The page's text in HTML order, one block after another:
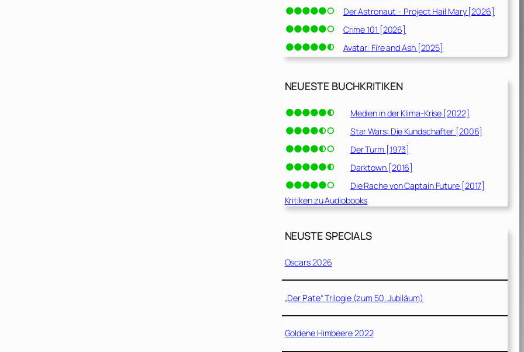
Der Astronaut – Project Hail Mary [2026]
Crime 101 [2026]
Avatar: Fire and Ash [2025]
NEUESTE BUCHKRITIKEN
Medien in der Klima-Krise [2022]
Star Wars: Die Kundschafter [2006]
Der Turm [1973]
Darktown [2016]
Die Rache von Captain Future [2017]
Kritiken zu Audiobooks
NEUSTE SPECIALS
Oscars 2026
„Der Pate“ Trilogie (zum 50. Jubiläum)
Goldene Himbeere 2022